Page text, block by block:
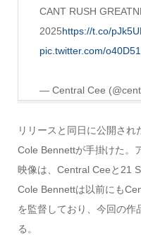
CANT RUSH
2025https://t.co/
pic.twitter.com/
— Central Cee
リリースと同日に公開さ
Cole Bennettが手掛けた。
映像は、Central Ceeと21
Cole Bennettは以前にも
を監督しており、今回の作
る。